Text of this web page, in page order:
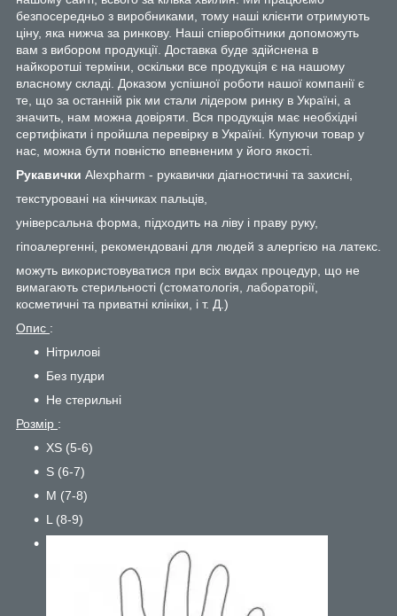
безпосередньо з виробниками, тому наші клієнти отримують
ціну, яка нижча за ринкову. Наші співробітники допоможуть
вам з вибором продукції. Доставка буде здійснена в
найкоротші терміни, оскільки все продукція є на нашому
власному складі. Доказом успішної роботи нашої компанії є
те, що за останній рік ми стали лідером ринку в Україні, а
значить, нам можна довіряти. Вся продукція має необхідні
сертифікати і пройшла перевірку в Україні. Купуючи товар у
нас, можна бути повністю впевненим у його якості.
Рукавички Alexpharm - рукавички діагностичні та захисні,
текстуровані на кінчиках пальців,
універсальна форма, підходить на ліву і праву руку,
гіпоалергенні, рекомендовані для людей з алергією на латекс.
можуть використовуватися при всіх видах процедур, що не
вимагають стерильності (стоматологія, лабораторії,
косметичні та приватні клініки, і т. Д.)
Опис :
Нітрилові
Без пудри
Не стерильні
Розмір :
XS (5-6)
S (6-7)
M (7-8)
L (8-9)